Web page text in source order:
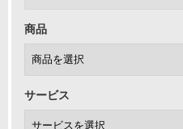
商品
サービス